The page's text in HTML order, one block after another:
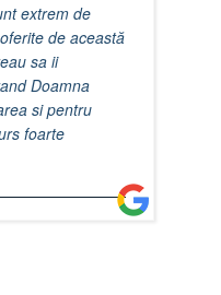
extrem de
de această
sa ii
Doamna
si pentru
foarte